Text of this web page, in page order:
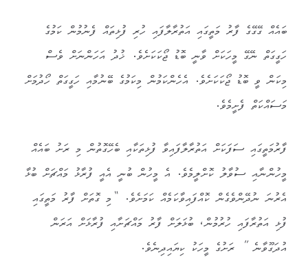
ބައެއް ގޭގޭގެ ފާރު މަތީގައި އަތުރާލާފައި ހުރި ފުޅިތައް ފެނުމުން ކަމުގެ
ހަގީގަތް ނޭގޭ މީހަކަށް ވާނީ ބޮޑު ޖޯކަކަށެވެ. ޚުދު އަހަންނަށް ވެސް
މިކަން ވީ ބޮޑު ޖޯކަކަށެވެ. އެހެންކަމުން މިކަމުގެ ބޭނުމާއި ހަގީގަތް ހޯދުމަށް
މަސައްކަތް ފެށީމެވެ.
ފާރުމަތީގައި ސަފަކަށް އަތުރާލާފައިވާ ފުޅިތަކާއި ބެހޭގޮތުން މި ރަށު ބައެއް
މީހުންނާއި ސުވާލު ކޮށްލީމެވެ. އެ މީހުން ބުނީ އެއީ ފުރާޅު މައްޗަށް ބުޅާ
އެރުނަ ނުދޭންވެގެން ކޮއްފައިވާކަމެއް ކަމަށެވެ. “މި ގޮތަށް ފާރު މަތީގައި
ފުޅި އަތުރާފައި ހުރުމުން، ބުޅަލަށް ފާރު މައްޗަށާއި ފުރާޅަށް އަރަން
އުދަގޫވާނެ ” ރަށުގެ މީހަކު ކިޔައިދިނެވެ.